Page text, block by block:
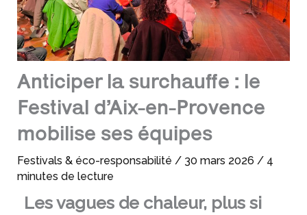
Anticiper la surchauffe : le
Festival d’Aix-en-Provence
mobilise ses équipes
Festivals & éco-responsabilité / 30 mars 2026 / 4
minutes de lecture
Les vagues de chaleur, plus si